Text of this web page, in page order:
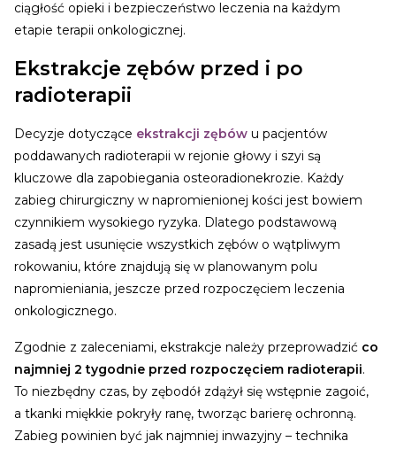
ciągłość opieki i bezpieczeństwo leczenia na każdym
etapie terapii onkologicznej.
Ekstrakcje zębów przed i po
radioterapii
Decyzje dotyczące ekstrakcji zębów u pacjentów
poddawanych radioterapii w rejonie głowy i szyi są
kluczowe dla zapobiegania osteoradionekrozie. Każdy
zabieg chirurgiczny w napromienionej kości jest bowiem
czynnikiem wysokiego ryzyka. Dlatego podstawową
zasadą jest usunięcie wszystkich zębów o wątpliwym
rokowaniu, które znajdują się w planowanym polu
napromieniania, jeszcze przed rozpoczęciem leczenia
onkologicznego.
Zgodnie z zaleceniami, ekstrakcje należy przeprowadzić co
najmniej 2 tygodnie przed rozpoczęciem radioterapii.
To niezbędny czas, by zębodół zdążył się wstępnie zagoić,
a tkanki miękkie pokryły ranę, tworząc barierę ochronną.
Zabieg powinien być jak najmniej inwazyjny – technika